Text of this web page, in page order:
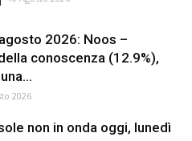
2026: Noos –
conoscenza (12.9%),
2026
non in onda oggi, lunedì